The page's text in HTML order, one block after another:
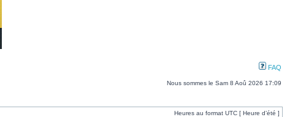
FAQ
Nous sommes le Sam 8 Aoû 2026 17:09
Heures au format UTC [ Heure d’été ]